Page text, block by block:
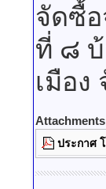
จัดซื้อ
ที่ ๘ บ้
เมือง
ประกาศ